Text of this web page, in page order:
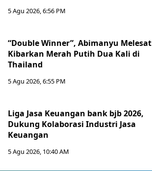
5 Agu 2026, 6:56 PM
“Double Winner”, Abimanyu Melesat
Kibarkan Merah Putih Dua Kali di
Thailand
5 Agu 2026, 6:55 PM
Liga Jasa Keuangan bank bjb 2026,
Dukung Kolaborasi Industri Jasa
Keuangan
5 Agu 2026, 10:40 AM